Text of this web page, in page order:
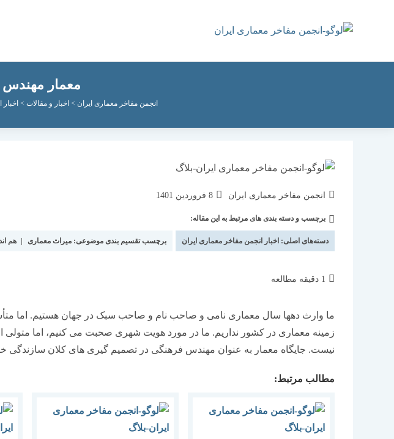
معمار
انجمن مفاخر معماری ایران > اخبار و مقالات >
نویسندهٔ
انجمن مفاخر معماری ایران
نوشته
شده
است:
8 فروردین 1401
دسته‌
نوشته:
برچسب و دسته بندی های مرتبط به این مقاله:
دسته‌های اصلی: اخبار انجمن مفاخر معماری ایران برچسب تقسیم بندی موضوعی:میراث معماری هم
زمان
1 دقیقه مطالعه
ما وارث دهها سال معماری نامی و صاحب نام و صاحب سبک در جهان هستیم. اما
زمینه معماری در کشور نداریم. ما در مورد هویت شهری صحبت می کنیم، اما
نیست. جایگاه معمار به عنوان مهندس فرهنگی در تصمیم گیری های کلان سازندگی
مطالب مرتبط: